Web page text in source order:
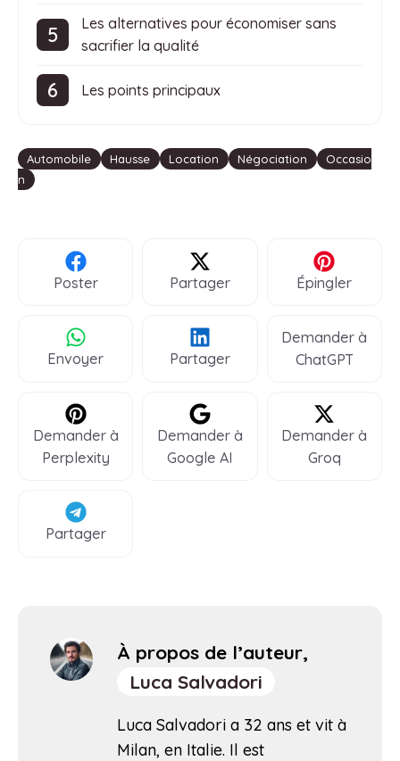
Les alternatives pour économiser sans
sacrifier la qualité
Les points principaux
Étiquettes
Automobile Hausse Location Négociation
Occasio
n
Poster Partager Épingler
Envoyer Partager
Demander à
ChatGPT
Demander à
Perplexity
Demander à
Google AI
Demander à
Groq
Partager
À propos de l’auteur,
Luca Salvadori
Luca Salvadori a 32 ans et vit à
Milan, en Italie. Il est